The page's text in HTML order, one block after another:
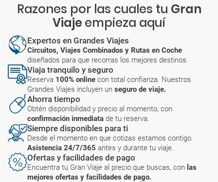
Razones por las cuales tu Gran
Viaje empieza aquí
Expertos en Grandes Viajes
Circuitos, Viajes Combinados y Rutas en Coche
diseñados para que recorras los mejores destinos.
Viaja tranquilo y seguro
Reserva 100% online con total confianza. Nuestros
Grandes Viajes incluyen un seguro de viaje.
Ahorra tiempo
Obtén disponibilidad y precio al momento, con
confirmación inmediata de tu reserva.
Siempre disponibles para ti
Desde el momento en que cotizas estamos contigo.
Asistencia 24/7/365 antes y durante tu viaje.
Ofertas y facilidades de pago
Encuentra tu Gran Viaje al precio que buscas, con las
mejores ofertas y facilidades de pago.